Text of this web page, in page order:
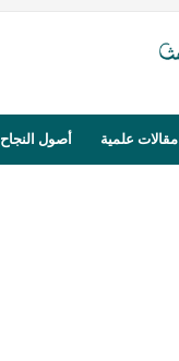
مقالات علمية أصول النجاح